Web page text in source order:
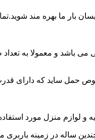
ما بهره مند
باشد و معمولا به
ساید که دارای قدرت
و لوازم منزل مورد
ساله در زمینه